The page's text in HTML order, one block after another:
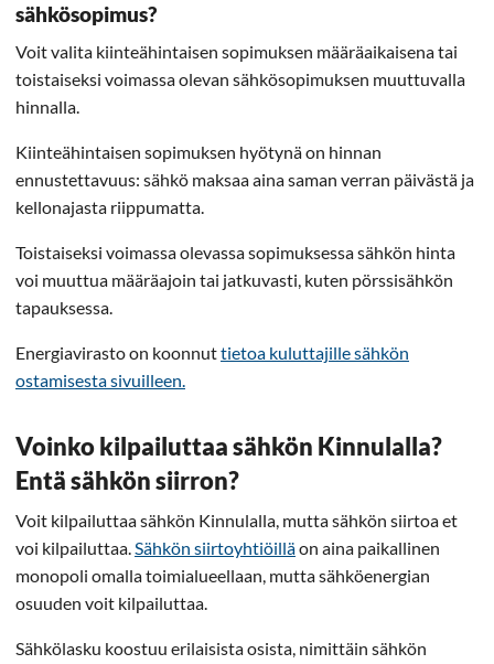
sähkösopimus?
Voit valita kiinteähintaisen sopimuksen määräaikaisena tai
toistaiseksi voimassa olevan sähkösopimuksen muuttuvalla
hinnalla.
Kiinteähintaisen sopimuksen hyötynä on hinnan
ennustettavuus: sähkö maksaa aina saman verran päivästä ja
kellonajasta riippumatta.
Toistaiseksi voimassa olevassa sopimuksessa sähkön hinta
voi muuttua määräajoin tai jatkuvasti, kuten pörssisähkön
tapauksessa.
Energiavirasto on koonnuttietoa kuluttajille sähkön
ostamisesta sivuilleen.
Voinko kilpailuttaa sähkön Kinnulalla?
Entä sähkön siirron?
Voit kilpailuttaa sähkön Kinnulalla, mutta sähkön siirtoa et
voi kilpailuttaa.Sähkön siirtoyhtiöilläon aina paikallinen
monopoli omalla toimialueellaan, mutta sähköenergian
osuuden voit kilpailuttaa.
Sähkölasku koostuu erilaisista osista, nimittäin sähkön